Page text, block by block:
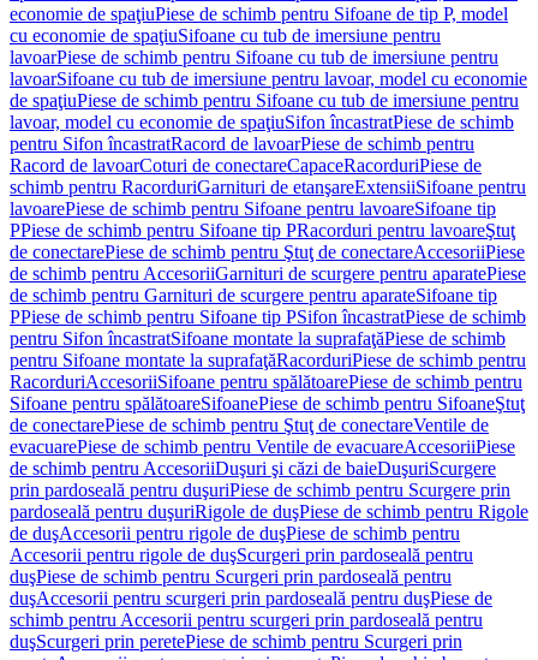
economie de spaţiuPiese de schimb pentru Sifoane de tip P, model
cu economie de spaţiuSifoane cu tub de imersiune pentru
lavoarPiese de schimb pentru Sifoane cu tub de imersiune pentru
lavoarSifoane cu tub de imersiune pentru lavoar, model cu economie
de spaţiuPiese de schimb pentru Sifoane cu tub de imersiune pentru
lavoar, model cu economie de spaţiuSifon încastratPiese de schimb
pentru Sifon încastratRacord de lavoarPiese de schimb pentru
Racord de lavoarCoturi de conectareCapaceRacorduriPiese de
schimb pentru RacorduriGarnituri de etanşareExtensiiSifoane pentru
lavoarePiese de schimb pentru Sifoane pentru lavoareSifoane tip
PPiese de schimb pentru Sifoane tip PRacorduri pentru lavoareŞtuţ
de conectarePiese de schimb pentru Ştuţ de conectareAccesoriiPiese
de schimb pentru AccesoriiGarnituri de scurgere pentru aparatePiese
de schimb pentru Garnituri de scurgere pentru aparateSifoane tip
PPiese de schimb pentru Sifoane tip PSifon încastratPiese de schimb
pentru Sifon încastratSifoane montate la suprafaţăPiese de schimb
pentru Sifoane montate la suprafaţăRacorduriPiese de schimb pentru
RacorduriAccesoriiSifoane pentru spălătoarePiese de schimb pentru
Sifoane pentru spălătoareSifoanePiese de schimb pentru SifoaneŞtuţ
de conectarePiese de schimb pentru Ştuţ de conectareVentile de
evacuarePiese de schimb pentru Ventile de evacuareAccesoriiPiese
de schimb pentru AccesoriiDuşuri şi căzi de baieDuşuriScurgere
prin pardoseală pentru duşuriPiese de schimb pentru Scurgere prin
pardoseală pentru duşuriRigole de duşPiese de schimb pentru Rigole
de duşAccesorii pentru rigole de duşPiese de schimb pentru
Accesorii pentru rigole de duşScurgeri prin pardoseală pentru
duşPiese de schimb pentru Scurgeri prin pardoseală pentru
duşAccesorii pentru scurgeri prin pardoseală pentru duşPiese de
schimb pentru Accesorii pentru scurgeri prin pardoseală pentru
duşScurgeri prin peretePiese de schimb pentru Scurgeri prin